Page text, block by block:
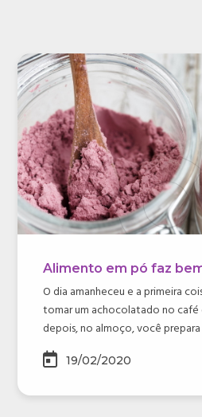
Alimento em pó faz
O dia amanheceu e a primeira
tomar um achocolatado no café
depois, no almoço, você prepara
19/02/2020